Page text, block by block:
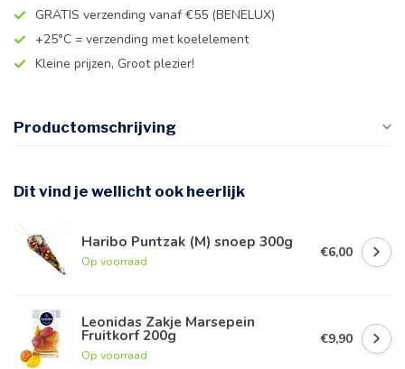
GRATIS verzending vanaf €55 (BENELUX)
+25°C = verzending met koelelement
Kleine prijzen, Groot plezier!
Productomschrijving
Dit vind je wellicht ook heerlijk
Haribo Puntzak (M) snoep 300g
Op voorraad
€6,00
Leonidas Zakje Marsepein
Fruitkorf 200g
Op voorraad
€9,90